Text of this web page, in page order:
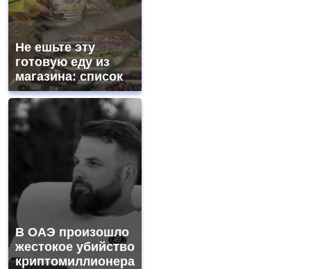
Не ешьте эту
готовую еду из
магазина: список
В ОАЭ произошло
жестокое убийство
криптомиллионера